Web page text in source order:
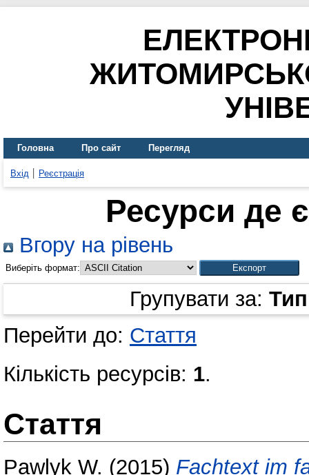
Головна Про сайт Перегляд
Вхід Реєстрація
Ресурси де
Вгору на рівень
Виберіть формат:
Групувати за:
Перейти до: Стаття
Кількість ресурсів: 1.
Стаття
Pawlyk W. (2015) Fachtext im